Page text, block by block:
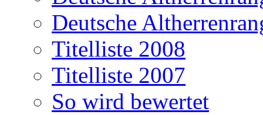
Deutsche
Titelliste 2008
Titelliste 2007
So wird bewertet